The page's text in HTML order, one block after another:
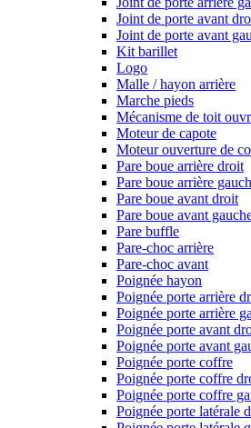
Joint de porte avant
Joint de porte avant
Kit barillet
Logo
Malle / hayon arrière
Marche pieds
Mécanisme de toit
Moteur de capote
Moteur ouverture de
Pare boue arrière droit
Pare boue arrière
Pare boue avant droit
Pare boue avant
Pare buffle
Pare-choc arrière
Pare-choc avant
Poignée hayon
Poignée porte arrière
Poignée porte arrière
Poignée porte avant
Poignée porte avant
Poignée porte coffre
Poignée porte coffre
Poignée porte coffre
Poignée porte latérale